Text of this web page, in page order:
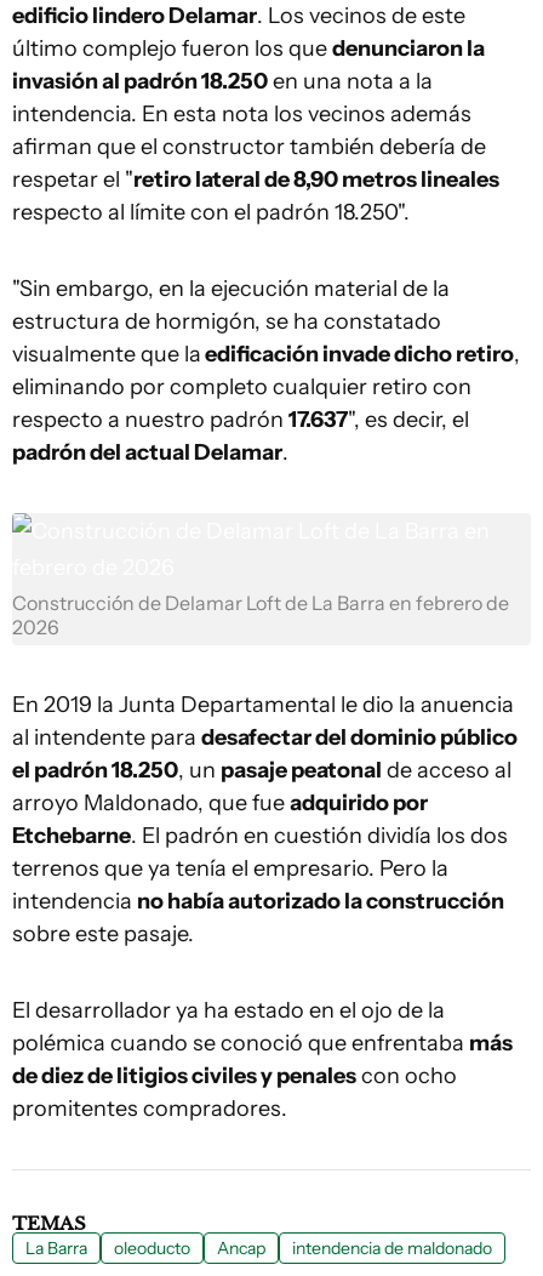
edificio lindero Delamar. Los vecinos de este
último complejo fueron los quedenunciaron la
invasión al padrón 18.250en una nota a la
intendencia. En esta nota los vecinos además
afirman que el constructor también debería de
respetar el "retiro lateral de 8,90 metros lineales
respecto al límite con el padrón 18.250".
"Sin embargo, en la ejecución material de la
estructura de hormigón, se ha constatado
visualmente que laedificación invade dicho retiro,
eliminando por completo cualquier retiro con
respecto a nuestro padrón 17.637", es decir, el
padrón del actual Delamar.
Construcción de Delamar Loft de La Barra en febrero de
2026
En 2019 la Junta Departamental le dio la anuencia
al intendente para desafectar del dominio público
el padrón 18.250, un pasaje peatonal de acceso al
arroyo Maldonado, que fueadquirido por
Etchebarne. El padrón en cuestión dividía los dos
terrenos que ya tenía el empresario. Pero la
intendencia no había autorizado la construcción
sobre este pasaje.
El desarrollador ya ha estado en el ojo de la
polémica cuando se conoció que enfrentaba más
de diez de litigios civiles y penalescon ocho
promitentes compradores.
TEMAS
La Barra oleoducto Ancap intendencia de maldonado